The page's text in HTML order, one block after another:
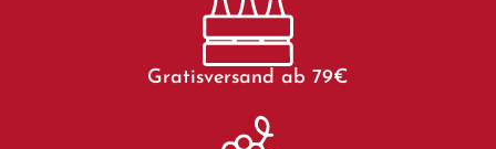
Gratisversand ab 79€